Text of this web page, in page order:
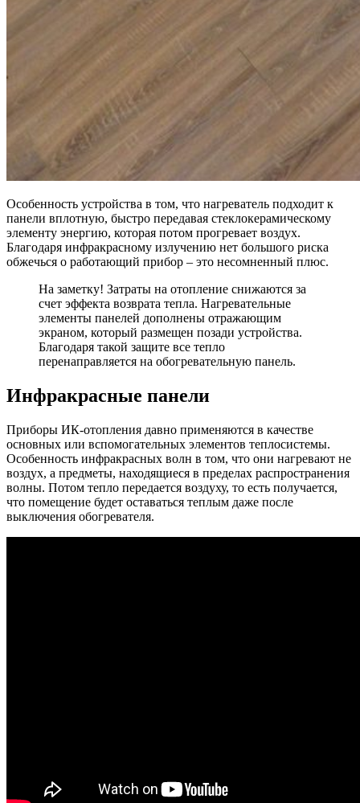
Особенность устройства в том, что нагреватель подходит к
панели вплотную, быстро передавая стеклокерамическому
элементу энергию, которая потом прогревает воздух.
Благодаря инфракрасному излучению нет большого риска
обжечься о работающий прибор – это несомненный плюс.
На заметку! Затраты на отопление снижаются за
счет эффекта возврата тепла. Нагревательные
элементы панелей дополнены отражающим
экраном, который размещен позади устройства.
Благодаря такой защите все тепло
перенаправляется на обогревательную панель.
Инфракрасные панели
Приборы ИК-отопления давно применяются в качестве
основных или вспомогательных элементов теплосистемы.
Особенность инфракрасных волн в том, что они нагревают не
воздух, а предметы, находящиеся в пределах распространения
волны. Потом тепло передается воздуху, то есть получается,
что помещение будет оставаться теплым даже после
выключения обогревателя.